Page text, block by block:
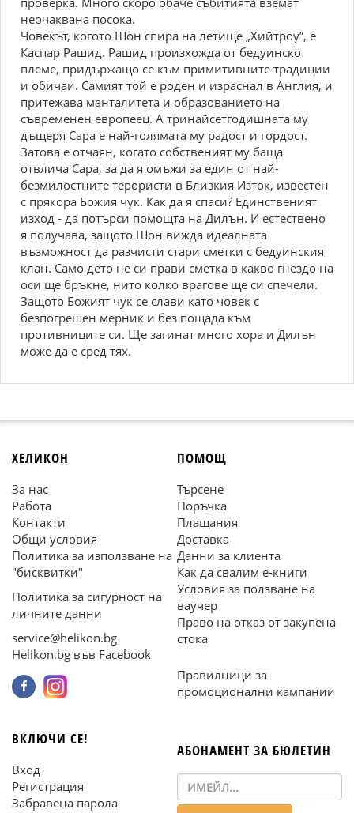
неочаквана посока.
Човекът, когото Шон спира на летище „Хийтроу”, е
Каспар Рашид. Рашид произхожда от бедуинско
племе, придържащо се към примитивните традиции
и обичаи. Самият той е роден и израснал в Англия, и
притежава манталитета и образованието на
съвременен европеец. А тринайсетгодишната му
дъщеря Сара е най-голямата му радост и гордост.
Затова е отчаян, когато собственият му баща
отвлича Сара, за да я омъжи за един от най-
безмилостните терористи в Близкия Изток, известен
с прякора Божия чук. Как да я спаси? Единственият
изход - да потърси помощта на Дилън. И естествено
я получава, защото Шон вижда идеалната
възможност да разчисти стари сметки с бедуинския
клан. Само дето не си прави сметка в какво гнездо на
оси ще бръкне, нито колко врагове ще си спечели.
Защото Божият чук се слави като човек с
безпогрешен мерник и без пощада към
противниците си. Ще загинат много хора и Дилън
може да е сред тях.
ХЕЛИКОН
За нас
Работа
Контакти
Общи условия
Политика за използване на
"бисквитки"
Политика за сигурност на
личните данни
service@helikon.bg
Helikon.bg във Facebook
ПОМОЩ
Търсене
Поръчка
Плащания
Доставка
Данни за клиента
Как да свалим е-книги
Условия за ползване на
ваучер
Право на отказ от закупена
стока
Правилници за
промоционални кампании
ВКЛЮЧИ СЕ!
Вход
Регистрация
Забравена парола
АБОНАМЕНТ ЗА БЮЛЕТИН